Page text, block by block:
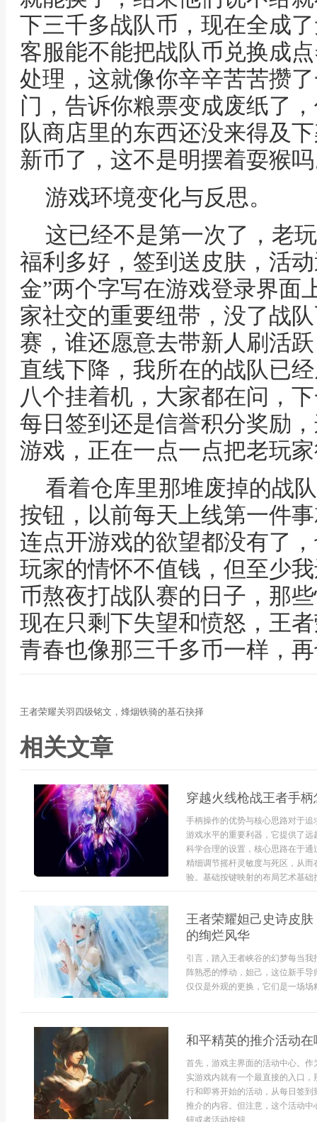
下三千多战队币，现在全成
客服能不能把战队币兑换成
处理，这就像你辛辛苦苦攒
门，告诉你粮票变成废纸了
队商店里的东西还没来得及
新币了，这不是明摆着耍猴
游戏环境变化与反思。
这已经不是第一次了，老
福利多好，签到送皮肤，活
金”两个字写在游戏登录界面
家社交的重要纽带，没了战
赛，谁还愿意去带新人刷活
直线下降，我所在的战队已
八个挂着机，大家都在问，
每日签到还是信誉积分奖励
游戏，正在一点一点把老玩
看着仓库里那堆废掉的战
按钮，以前每天上线第一件
连点开游戏的欲望都没有了
玩家的情怀不值钱，但至少
币熬夜打战队赛的日子，那
现在只剩下失望和愤怒，王
青春也像那三千多币一样，
王者荣耀关羽四级铭文，烽烟铁骑的基石抉择
相关文章
穿越火线枪战王者手
手柄操作的优势与核心思路对于
游戏水平的重要利器，它提供了
科学合理的设置，核心思路在于
精细调节摇杆灵敏度与死区，从
验。基础按键映射的布局艺术基础
王者荣耀妲己史诗皮
的绚烂风华
引言，踏入王者峡谷的幻梦每当
阵熟悉的悸动，妲己，这位新手
仅仅是外观的更换，它们是一场
和平精英的推介活动
首先，游戏主界面的活动中心。
实游戏内就有一个最直接的入口
行和即将开始的活动，从每日签
推介的内容。但注意，这个活动
钮或者活动按钮...